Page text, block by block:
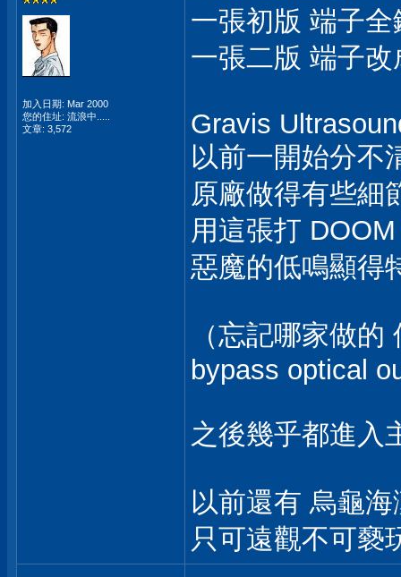
加入日期: Mar 2000
您的住址: 流浪中.....
文章: 3,572
一張初版 端子全
一張二版 端子
Gravis
以前一開始分不
原廠做得有些細
用這張打
惡魔的低鳴顯得
（忘記哪家做
bypass optical
之後幾乎都進入
以前還有 烏龜
只可遠觀不可褻